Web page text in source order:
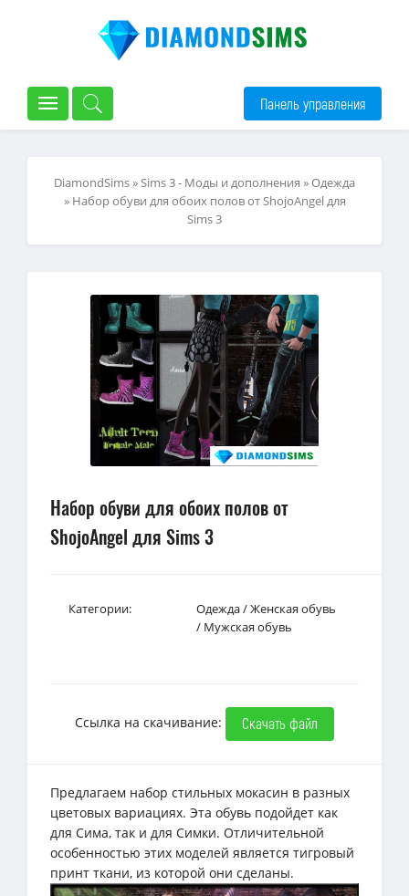
Панель управления
DiamondSims»Sims 3 - Моды и дополнения »Одежда
» Набор обуви для обоих полов от ShojoAngel для
Sims 3
Набор обуви для обоих полов от
ShojoAngel для Sims 3
Категории: Одежда/Женская обувь
/ Мужская обувь
Ссылка на скачивание: Скачать файл
Предлагаем набор стильных мокасин в разных
цветовых вариациях. Эта обувь подойдет как
для Сима, так и для Симки. Отличительной
особенностью этих моделей является тигровый
принт ткани, из которой они сделаны.